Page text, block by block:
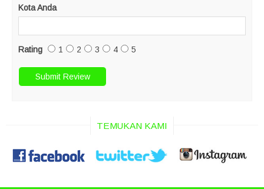
Kota Anda
Rating 1 2 3 4 5
TEMUKAN KAMI